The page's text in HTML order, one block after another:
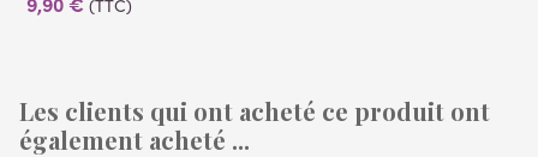
(TTC)
Les clients qui ont acheté ce produit ont
également acheté ...